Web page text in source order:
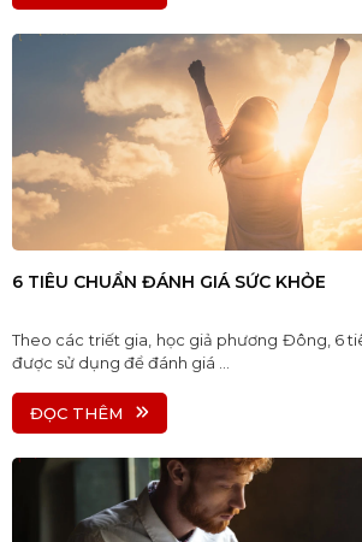
6 TIÊU CHUẨN ĐÁNH GIÁ SỨC KHỎE
Theo các triết gia, học giả phương Đông, 6
được sử dụng để đánh giá ...
ĐỌC THÊM